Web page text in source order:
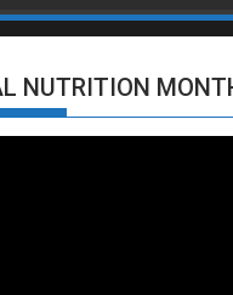
NUTRITION